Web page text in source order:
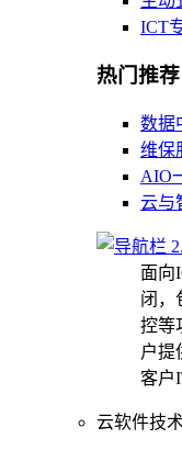
ICT
热门推荐
数据
维保
AIO
云与
面向
闭，
控等
户提
客户
云软件技